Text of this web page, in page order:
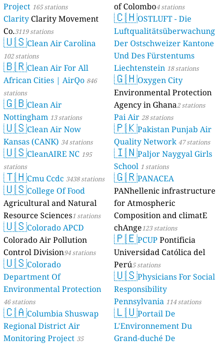
Project 165 stations
Clarity Clarity Movement
Co.3119 stations
🇺🇸Clean Air Carolina
102 stations
🇧🇷Clean Air For All
African Cities | AirQo 846
stations
🇬🇧Clean Air
Nottingham 13 stations
🇺🇸Clean Air Now
Kansas (CANK) 34 stations
🇺🇸CleanAIRE NC 195
stations
🇹🇭Cmu Ccdc 3438 stations
🇺🇸College Of Food
Agricultural and Natural
Resource Sciences1 stations
🇺🇸Colorado APCD
Colorado Air Pollution
Control Division94 stations
🇺🇸Colorado
Department Of
Environmental Protection
46 stations
🇨🇦Columbia Shuswap
Regional District Air
Monitoring Project 35
of Colombo4 stations
🇨🇭OSTLUFT - Die
Luftqualitätsüberwachung
Der Ostschweizer Kantone
Und Des Fürstentums
Liechtenstein 18 stations
🇬🇭Oxygen City
Environmental Protection
Agency in Ghana2 stations
Pai Air 28 stations
🇵🇰Pakistan Punjab Air
Quality Network 47 stations
🇮🇳Paljor Naygyal Girls
School 1 stations
🇬🇷PANACEA
PANhellenic infrastructure
for Atmospheric
Composition and climatE
chAnge123 stations
🇵🇪PCUP Pontificia
Universidad Católica del
Perú5 stations
🇺🇸Physicians For Social
Responsibility
Pennsylvania 114 stations
🇱🇺Portail De
L'Environnement Du
Grand-duché De